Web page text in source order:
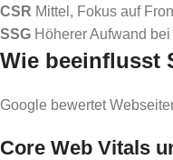
CSR Mittel, Fokus auf
SSG Höherer Aufwand
Wie beeinflusst
Google bewertet
Core Web Vitals